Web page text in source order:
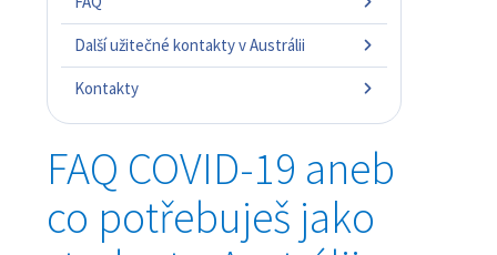
Další užitečné kontakty v Austrálii
Kontakty
FAQ COVID-19 aneb
co potřebuješ jako